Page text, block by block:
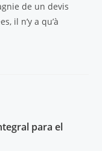
de un devis
il n’y a qu’à
para el